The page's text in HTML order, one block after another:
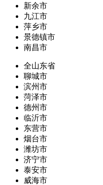
新余市
九江市
萍乡市
景德镇市
南昌市
全山东省
聊城市
滨州市
菏泽市
德州市
临沂市
东营市
烟台市
潍坊市
济宁市
泰安市
威海市